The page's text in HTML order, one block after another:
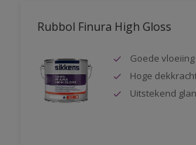
Rubbol Finura High Gloss
Goede vloeiing
Hoge
Uitstekend